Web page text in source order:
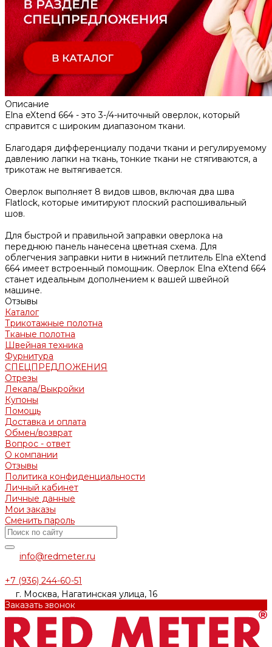
Описание
Elna eXtend 664 - это 3-/4-ниточный оверлок, который
справится с широким диапазоном ткани.
Благодаря дифференциалу подачи ткани и регулируемому
давлению лапки на ткань, тонкие ткани не стягиваются, а
трикотаж не вытягивается.
Оверлок выполняет 8 видов швов, включая два шва
Flatlock, которые имитируют плоский распошивальный
шов.
Для быстрой и правильной заправки оверлока на
переднюю панель нанесена цветная схема. Для
облегчения заправки нити в нижний петлитель Elna eXtend
664 имеет встроенный помощник. Оверлок Elna eXtend 664
станет идеальным дополнением к вашей швейной
машине.
Отзывы
Каталог
Трикотажные полотна
Тканые полотна
Швейная техника
Фурнитура
СПЕЦПРЕДЛОЖЕНИЯ
Отрезы
Лекала/Выкройки
Купоны
Помощь
Доставка и оплата
Обмен/возврат
Вопрос - ответ
О компании
Отзывы
Политика конфиденциальности
Личный кабинет
Личные данные
Мои заказы
Сменить пароль
info@redmeter.ru
+7 (936) 244-60-51
г. Москва, Нагатинская улица, 16
Заказать звонок